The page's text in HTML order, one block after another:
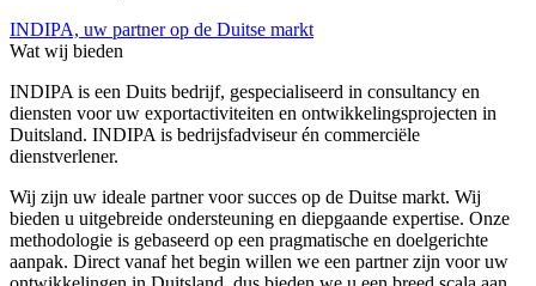
INDIPA, uw partner op de Duitse markt
Wat wij bieden
INDIPA is een Duits bedrijf, gespecialiseerd in consultancy en
diensten voor uw exportactiviteiten en ontwikkelingsprojecten in
Duitsland. INDIPA is bedrijsfadviseur én commerciële
dienstverlener.
Wij zijn uw ideale partner voor succes op de Duitse markt. Wij
bieden u uitgebreide ondersteuning en diepgaande expertise. Onze
methodologie is gebaseerd op een pragmatische en doelgerichte
aanpak. Direct vanaf het begin willen we een partner zijn voor uw